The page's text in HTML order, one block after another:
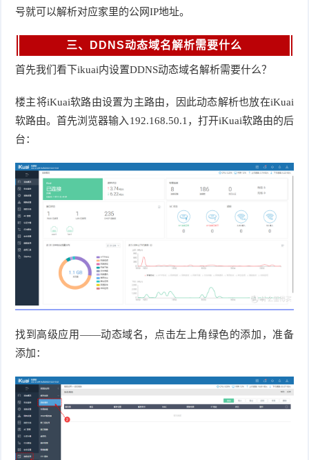
号就可以解析对应家里的公网IP地址。
三、DDNS动态域名解析需要什么
首先我们看下ikuai内设置DDNS动态域名解析需要什么？
楼主将iKuai软路由设置为主路由，因此动态解析也放在iKuai
软路由。首先浏览器输入192.168.50.1，打开iKuai软路由的后
台：
找到高级应用——动态域名，点击左上角绿色的添加，准备
添加：